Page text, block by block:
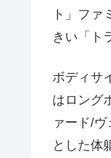
ト」フ
きい「ト
ボディサ
はロング
ァード/
とした体